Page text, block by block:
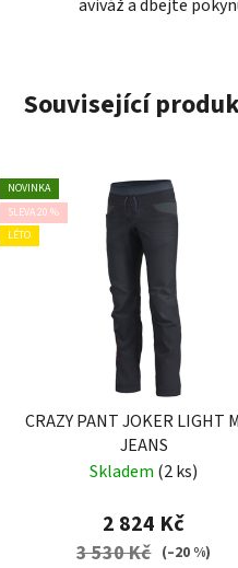
aviváž a dbejte
Související
NOVINKA
SLEVA 20 %
LÉTO
CRAZY PANT JOKER LIGHT
JEANS
Skladem (2 ks)
2 824 Kč
3 530 Kč (–20 %)